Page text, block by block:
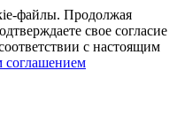
файлы. Продолжая
свое согласие
с настоящим
соглашением